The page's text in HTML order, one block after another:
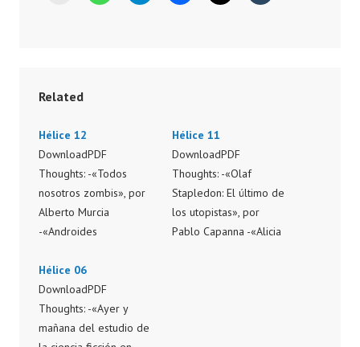
Related
Hélice 12
DownloadPDF
Thoughts: -«Todos
nosotros zombis», por
Alberto Murcia
-«Androides
Fernando Ángel
Moreno -«Roy Batty»,
por Joaquín Moreno
Álamo -«Cine, arte,
Hélice 11
DownloadPDF
Thoughts: -«Olaf
Stapledon: El último de
los utopistas», por
Pablo Capanna -«Alicia
Hélice 06
DownloadPDF
Thoughts: -«Ayer y
mañana del estudio de